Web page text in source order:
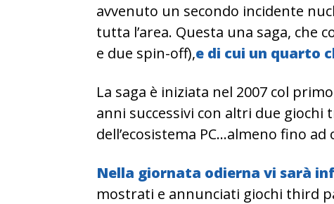
avvenuto un secondo incidente
tutta l’area. Questa una saga, che
e due spin-off),e di cui un quarto
La saga è iniziata nel 2007 col
anni successivi con altri due giochi
dell’ecosistema PC…almeno fino ad
Nella giornata odierna vi sarà
mostrati e annunciati giochi third